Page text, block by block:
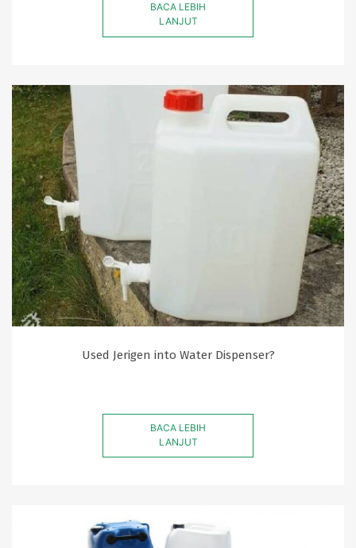
BACA LEBIH
LANJUT
Used Jerigen into Water Dispenser?
BACA LEBIH
LANJUT